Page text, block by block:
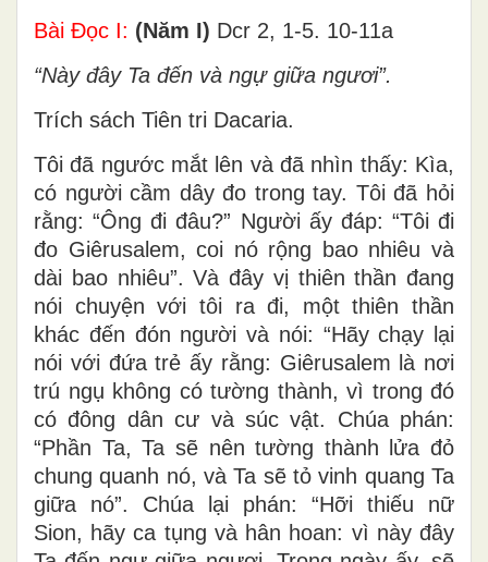
Bài Ðọc I: (Năm I) Dcr 2, 1-5. 10-11a
“Này đây Ta đến và ngự giữa ngươi”.
Trích sách Tiên tri Dacaria.
Tôi đã ngước mắt lên và đã nhìn thấy: Kìa,
có người cầm dây đo trong tay. Tôi đã hỏi
rằng: “Ông đi đâu?” Người ấy đáp: “Tôi đi
đo Giêrusalem, coi nó rộng bao nhiêu và
dài bao nhiêu”. Và đây vị thiên thần đang
nói chuyện với tôi ra đi, một thiên thần
khác đến đón người và nói: “Hãy chạy lại
nói với đứa trẻ ấy rằng: Giêrusalem là nơi
trú ngụ không có tường thành, vì trong đó
có đông dân cư và súc vật. Chúa phán:
“Phần Ta, Ta sẽ nên tường thành lửa đỏ
chung quanh nó, và Ta sẽ tỏ vinh quang Ta
giữa nó”. Chúa lại phán: “Hỡi thiếu nữ
Sion, hãy ca tụng và hân hoan: vì này đây